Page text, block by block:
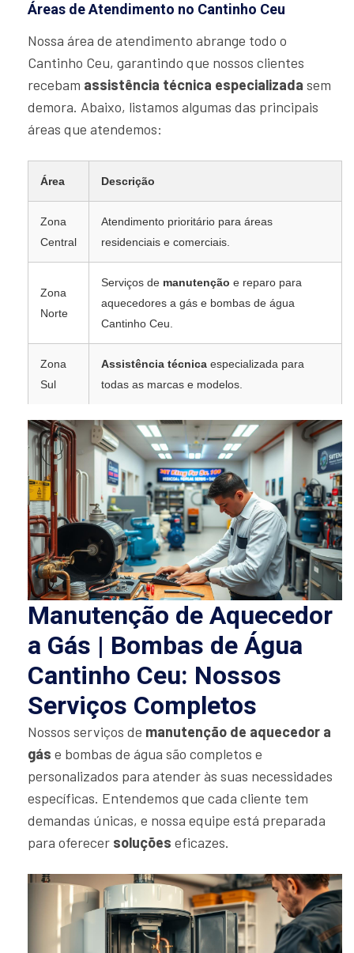
Áreas de Atendimento no Cantinho Ceu
Nossa área de atendimento abrange todo o
Cantinho Ceu, garantindo que nossos clientes
recebam assistência técnica especializada sem
demora. Abaixo, listamos algumas das principais
áreas que atendemos:
Área Descrição
Zona
Central
Atendimento prioritário para áreas
residenciais e comerciais.
Zona
Norte
Serviços de manutenção e reparo para
aquecedores a gás e bombas de água
Cantinho Ceu.
Zona
Sul
Assistência técnica especializada para
todas as marcas e modelos.
Manutenção de Aquecedor
a Gás | Bombas de Água
Cantinho Ceu: Nossos
Serviços Completos
Nossos serviços de manutenção de aquecedor a
gás e bombas de água são completos e
personalizados para atender às suas necessidades
específicas. Entendemos que cada cliente tem
demandas únicas, e nossa equipe está preparada
para oferecer soluções eficazes.